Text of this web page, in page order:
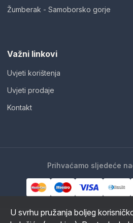
Žumberak - Samoborsko gorje
Važni linkovi
Uvjeti korištenja
Uvjeti prodaje
Kontakt
Prihvaćamo sljedeće
U svrhu pružanja boljeg